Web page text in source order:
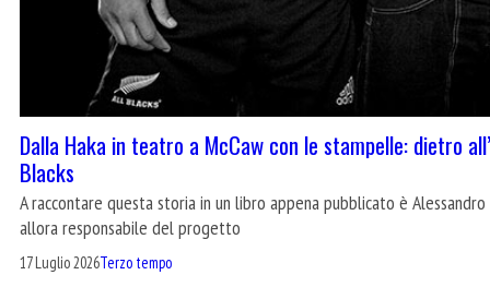
Dalla Haka in teatro a McCaw con le stampelle: dietro
Blacks
A raccontare questa storia in un libro appena pubblicato è
allora responsabile del progetto
17 Luglio 2026Terzo tempo